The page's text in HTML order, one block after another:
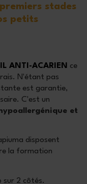
stades
petits
ANTI-ACARIEN ce
N'étant pas
est garantie,
C'est un
et
disposent
la formation
sur 2 côtés.